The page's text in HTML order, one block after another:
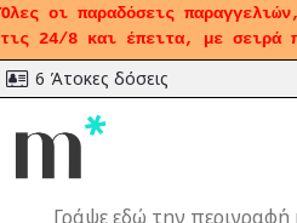
Όλες οι παραδόσεις
τις 24/8 και έπειτα, με σειρά
6 Άτοκες δόσεις